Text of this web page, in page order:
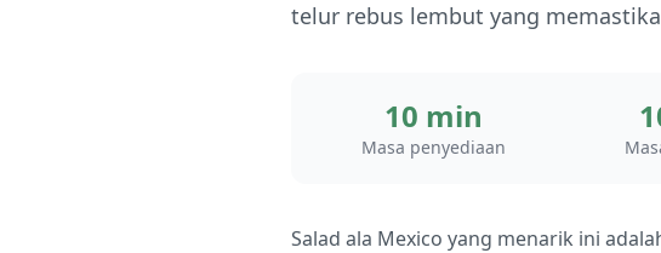
telur rebus lembut yang
10 min
Masa penyediaan
Salad ala Mexico yang menarik ini